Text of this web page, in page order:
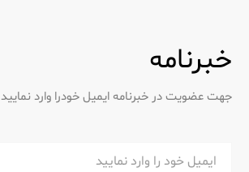
خبرنامه
جهت عضویت در خبرنامه ایمیل خودرا وارد نمایید